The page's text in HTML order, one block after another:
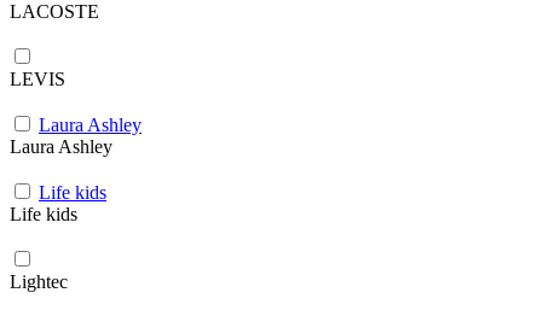
LACOSTE
LEVIS
Laura Ashley
Laura Ashley
Life kids
Life kids
Lightec